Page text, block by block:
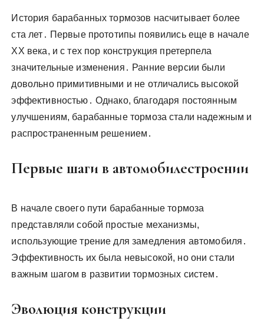
История барабанных тормозов насчитывает более
ста лет․ Первые прототипы появились еще в начале
XX века, и с тех пор конструкция претерпела
значительные изменения․ Ранние версии были
довольно примитивными и не отличались высокой
эффективностью․ Однако, благодаря постоянным
улучшениям, барабанные тормоза стали надежным и
распространенным решением․
Первые шаги в автомобилестроении
В начале своего пути барабанные тормоза
представляли собой простые механизмы,
использующие трение для замедления автомобиля․
Эффективность их была невысокой, но они стали
важным шагом в развитии тормозных систем․
Эволюция конструкции